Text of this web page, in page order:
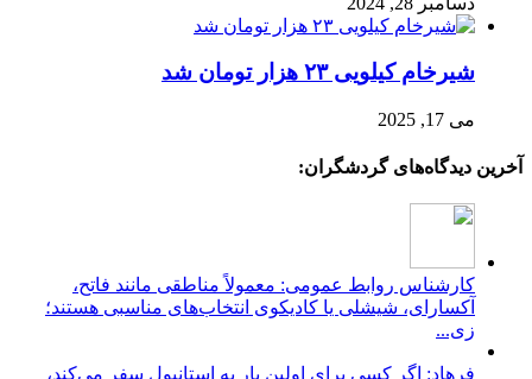
شیرخام کیلویی ۲۳ هزار تومان شد
می 17, 2025
آخرین دیدگاه‌های گردشگران:
کارشناس روابط عمومی: معمولاً مناطقی مانند فاتح،
آکسارای، شیشلی یا کادیکوی انتخاب‌های مناسبی هستند؛
زی...
فرهاد: اگر کسی برای اولین بار به استانبول سفر می‌کند،